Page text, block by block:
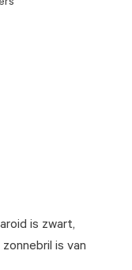
is zwart,
is van